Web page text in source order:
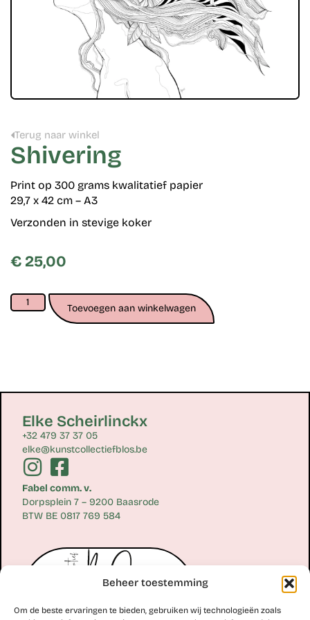
Beheer toestemming
Om de beste ervaringen te bieden, gebruiken wij technologieën zoals
Terug naar winkel
Shivering
Print op 300 grams kwalitatief papier
29,7 x 42 cm – A3
Verzonden in stevige koker
€ 25,00
Toevoegen aan winkelwagen
Elke Scheirlinckx
+32 479 37 37 05
elke@kunstcollectiefblos.be
Fabel comm. v.
Dorpsplein 7 – 9200 Baasrode
BTW BE 0817 769 584